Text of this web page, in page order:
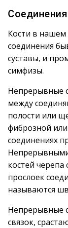
Кости в нашем
соединения
суставы, и
симфизы.
Непрерывные
между
полости или
фиброзной
соединениях
костей
прослоек
называются
Непрерывные
связок,